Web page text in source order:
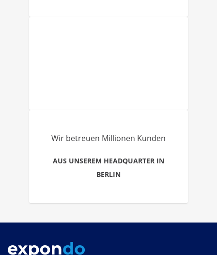
Wir betreuen Millionen Kunden
AUS UNSEREM HEADQUARTER IN
BERLIN